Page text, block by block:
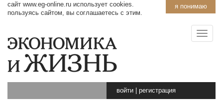
я понимаю
сайт www.eg-online.ru использует cookies.
пользуясь сайтом, вы соглашаетесь с этим.
войти регистрация